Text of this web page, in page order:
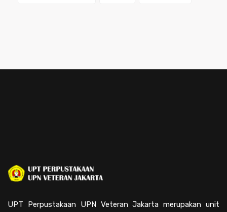
UPT Perpustakaan UPN Veteran Jakarta merupakan unit